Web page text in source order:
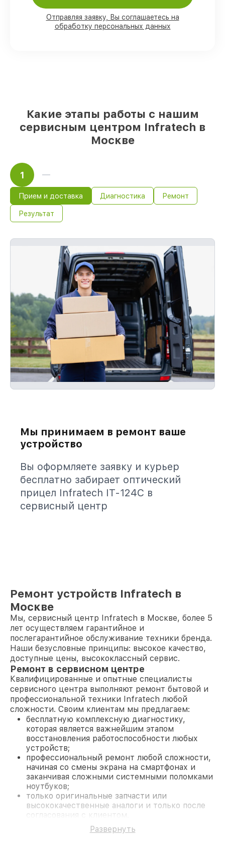
90%
установке в Москве, остальные
поступают оперативно
Отправляя заявку, Вы соглашаетесь на
обработку персональных данных
Какие этапы работы с нашим
сервисным центром Infratech в
Москве
1
Прием и доставка Диагностика Ремонт
Результат
Мы принимаем в ремонт ваше
устройство
Вы оформляете заявку и курьер
бесплатно забирает оптический
прицел Infratech IT-124C в
сервисный центр
Ремонт устройств Infratech в
Москве
Мы, сервисный центр Infratech в Москве, более 5
лет осуществляем гарантийное и
послегарантийное обслуживание техники бренда.
Наши безусловные принципы: высокое качество,
доступные цены, высококлассный сервис.
Ремонт в сервисном центре
Квалифицированные и опытные специалисты
сервисного центра выполняют ремонт бытовой и
профессиональной техники Infratech любой
сложности. Своим клиентам мы предлагаем:
бесплатную комплексную диагностику,
которая является важнейшим этапом
восстановления работоспособности любых
устройств;
профессиональный ремонт любой сложности,
начиная со смены экрана на смартфонах и
заканчивая сложными системными поломками
ноутбуков;
только оригинальные запчасти или
высококачественные аналоги и только после
согласования с клиентом.
На все работы и замененные комплектующие
предоставляется длительная гарантия. В случае
Развернуть